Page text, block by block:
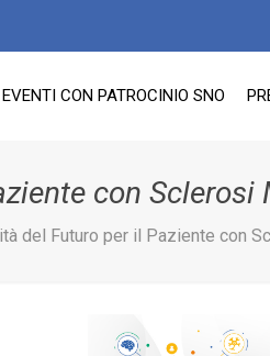
EVENTI CON PATROCINIO SNO
con Sclerosi
del Futuro per il Paziente con